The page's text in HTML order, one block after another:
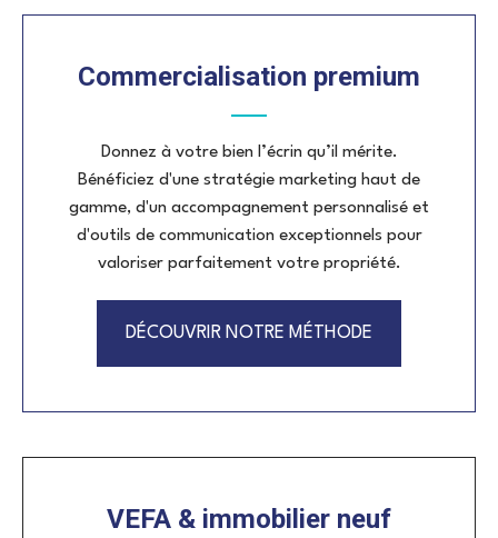
Commercialisation premium
Donnez à votre bien l’écrin qu’il mérite.
Bénéficiez d'une stratégie marketing haut de
gamme, d'un accompagnement personnalisé et
d'outils de communication exceptionnels pour
valoriser parfaitement votre propriété.
DÉCOUVRIR NOTRE MÉTHODE
VEFA & immobilier neuf